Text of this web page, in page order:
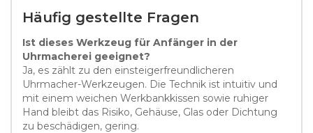
Häufig gestellte Fragen
Ist dieses Werkzeug für Anfänger in der
Uhrmacherei geeignet?
Ja, es zählt zu den einsteigerfreundlicheren
Uhrmacher-Werkzeugen. Die Technik ist intuitiv und
mit einem weichen Werkbankkissen sowie ruhiger
Hand bleibt das Risiko, Gehäuse, Glas oder Dichtung
zu beschädigen, gering.